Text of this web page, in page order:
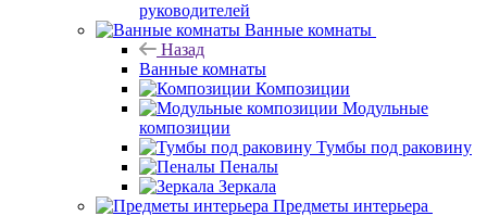
руководителей
Ванные комнаты
Назад
Ванные комнаты
Композиции
Модульные
композиции
Тумбы под раковину
Пеналы
Зеркала
Предметы интерьера